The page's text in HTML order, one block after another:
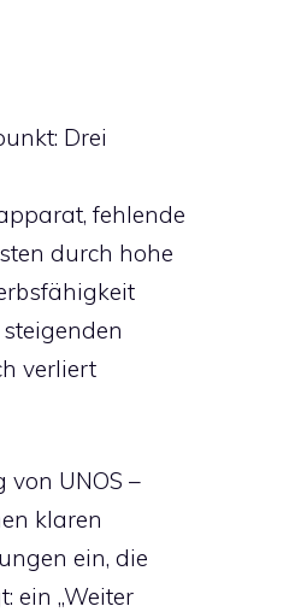
Drei
fehlende
durch hohe
verliert
UNOS –
klaren
ein, die
ein „Weiter